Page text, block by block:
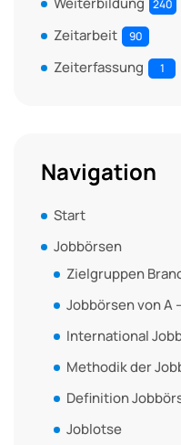
240
Zeitarbeit 90
Zeiterfassung 1
Navigation
Start
Jobbörsen
Zielgruppen
Jobbörsen von A
International
Methodik der
Definition
Joblotse